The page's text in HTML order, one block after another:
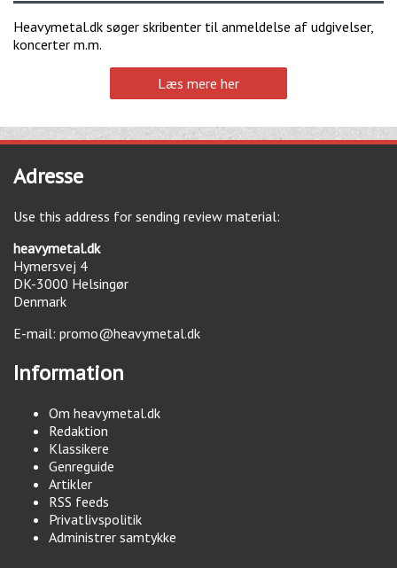
Heavymetal.dk søger skribenter til anmeldelse af udgivelser,
koncerter m.m.
Læs mere her
Adresse
Use this address for sending review material:
heavymetal.dk
Hymersvej 4
DK-3000 Helsingør
Denmark
E-mail: promo@heavymetal.dk
Information
Om heavymetal.dk
Redaktion
Klassikere
Genreguide
Artikler
RSS feeds
Privatlivspolitik
Administrer samtykke